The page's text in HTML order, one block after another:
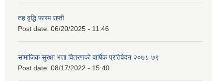
तह वृद्धि फारम राप्ती
Post date: 06/20/2025 - 11:46
सामाजिक सुरक्षा भत्ता वितरणको वार्षिक प्रतिवेदन २०७८-७९
Post date: 08/17/2022 - 15:40